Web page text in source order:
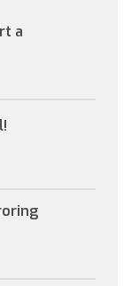
a